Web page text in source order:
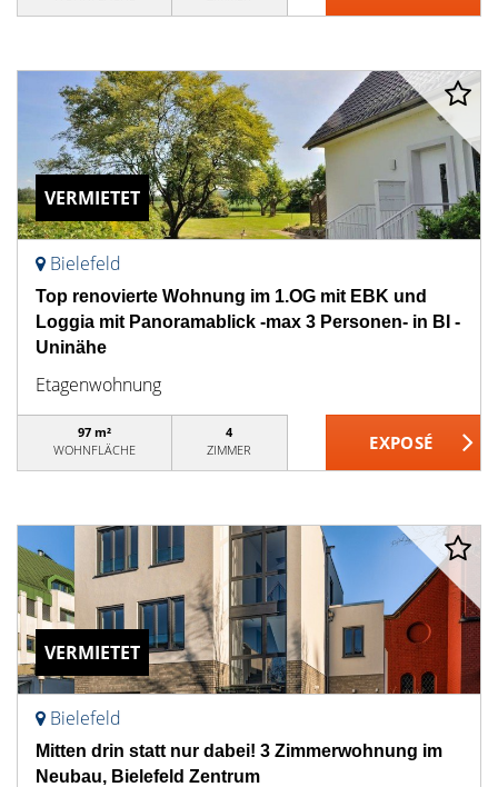
VERMIETET
Bielefeld
Top renovierte Wohnung im 1.OG mit EBK und
Loggia mit Panoramablick -max 3 Personen- in BI -
Uninähe
Etagenwohnung
97 m²
WOHNFLÄCHE
4
ZIMMER
VERMIETET
Bielefeld
Mitten drin statt nur dabei! 3 Zimmerwohnung im
Neubau, Bielefeld Zentrum